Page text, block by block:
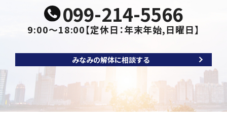
099-214-5566
9:00～18:00【定休日：年末年始,日曜日】
みなみの解体に相談する